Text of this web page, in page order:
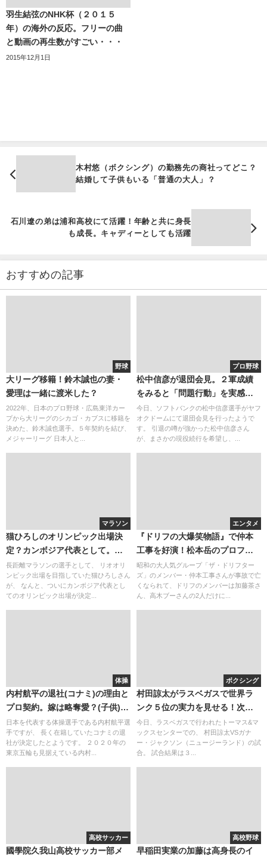
羽生結弦のNHK杯（２０１５
年）の海外の反応。フリーの曲
と動画の再生数がすごい・・・
2015年12月1日
木村悠（ボクシング）の勤務先の商社ってどこ？
結婚して子供もいる「普通の大人」？
石川遼の弟は浦和高校にて活躍！年齢と共に身長
も成長。キャディーとしても活躍
おすすめの記事
野球
大リーグ移籍！鈴木誠也の妻・
愛理は一緒に渡米した？
2022年、日本のプロ野球・広島東洋カー
プから大リーグのシカゴ・カブスに移籍を
決めた、鈴木誠也選手。５年契約を結び、
メジャーリーグ 日本人と...
プロ野球
松中信彦が退団会見。２軍成績
をみると「問題行動」を実感。
獲得に動く移籍先は？（現役続
行）
今日、ソフトバンクの松中信彦選手がヤフ
オクドームにて退団会見を行ったようで
す。 引退の噂が強かった松中信彦さん
が、まさかの現役続行を希望し、...
マラソン
猫ひろしのオリンピック出場決
定？カンボジア代表として。黒
幕と微兵制
長距離マラソンの選手として、 リオオリ
ンピック出場を目指していた猫ひろしさん
が、 なんと、ついにカンボジア代表とし
てのオリンピック出場が決定...
エンタメ
『ドリフの大爆笑物語』で仲本
工事を好演！松本岳のプロフィ
ール
昭和の大人気グループ「ザ・ドリフター
ズ」のメンバー・仲本工事さんが事故で亡
くなられて、ドリフのメンバーは加藤茶さ
ん、高木ブーさんの2人だけに...
体操
内村航平の退社(コナミ)の理由と
プロ契約。嫁は略奪愛？(子供)出
たがり疑惑
日本を代表する体操選手である内村航平選
手ですが、 長く在籍していたコナミの退
社が決定したとようです。 ２０２０年の
東京五輪も見据えている内村...
ボクシング
村田諒太がラスベガスで世界ラ
ンク５位の実力を見せる！次戦
はテレビで放送される？
今日、ラスベガスで行われたトーマス&マ
ックスセンターでの、 村田諒太VSガナ
ー・ジャクソン（ニュージーランド）の試
合。 試合結果は３...
高校サッカー
國學院久我山高校サッカー部メ
高校野球
早稲田実業の加藤は高身長のイ